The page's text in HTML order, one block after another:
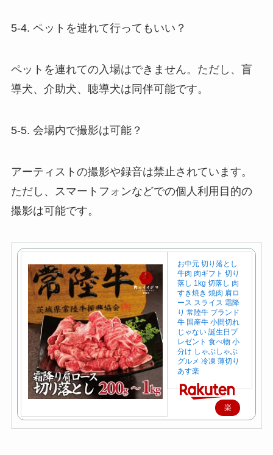
5-4. ペットを連れて行ってもいい？
ペットを連れての入場はできません。ただし、盲
導犬、介助犬、聴導犬は同伴可能です。
5-5. 会場内で撮影は可能？
アーティストの撮影や録音は禁止されています。
ただし、スマートフォンなどでの個人利用目的の
撮影は可能です。
お中元 切り落とし
牛肉 肉ギフト 切り
落し 1kg 切落し 肉
すき焼き 焼肉 肩ロ
ース スライス 霜降
り 常陸牛 ブランド
牛 国産牛 小間切れ
じゃない 誕生日プ
レゼント 食べ物 小
分け しゃぶしゃぶ
グルメ 冷凍 薄切り
あす楽
楽